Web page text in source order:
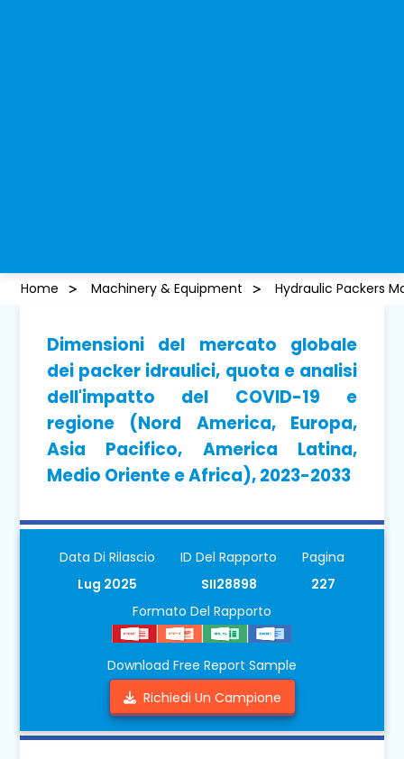
Home Machinery & Equipment Hydraulic Packers
Dimensioni del mercato globale
dei packer idraulici, quota e analisi
dell'impatto del COVID-19 e
regione (Nord America, Europa,
Asia Pacifico, America Latina,
Medio Oriente e Africa), 2023-2033
Data Di Rilascio
Lug 2025
ID Del Rapporto
SII28898
Pagina
227
Formato Del Rapporto
Download Free Report Sample
Richiedi Un Campione